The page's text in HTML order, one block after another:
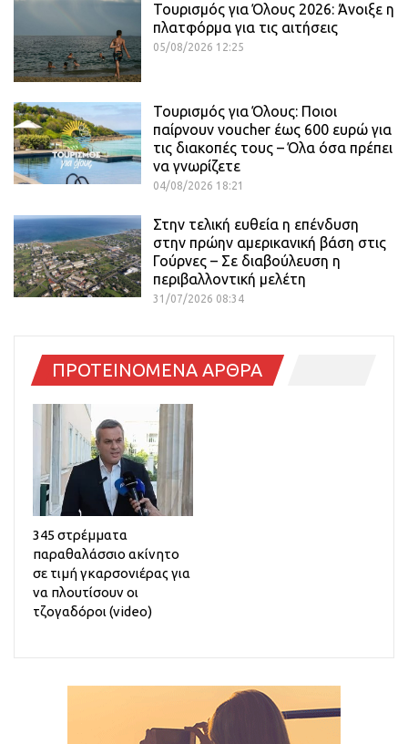
Τουρισμός για Όλους 2026: Άνοιξε η
πλατφόρμα για τις αιτήσεις
05/08/2026 12:25
Toυρισμός για Όλους: Ποιοι
παίρνουν voucher έως 600 ευρώ για
τις διακοπές τους – Όλα όσα πρέπει
να γνωρίζετε
04/08/2026 18:21
Στην τελική ευθεία η επένδυση
στην πρώην αμερικανική βάση στις
Γούρνες – Σε διαβούλευση η
περιβαλλοντική μελέτη
31/07/2026 08:34
ΠΡΟΤΕΙΝΟΜΕΝΑ ΑΡΘΡΑ
345 στρέμματα
παραθαλάσσιο ακίνητο
σε τιμή γκαρσονιέρας για
να πλουτίσουν οι
τζογαδόροι (video)